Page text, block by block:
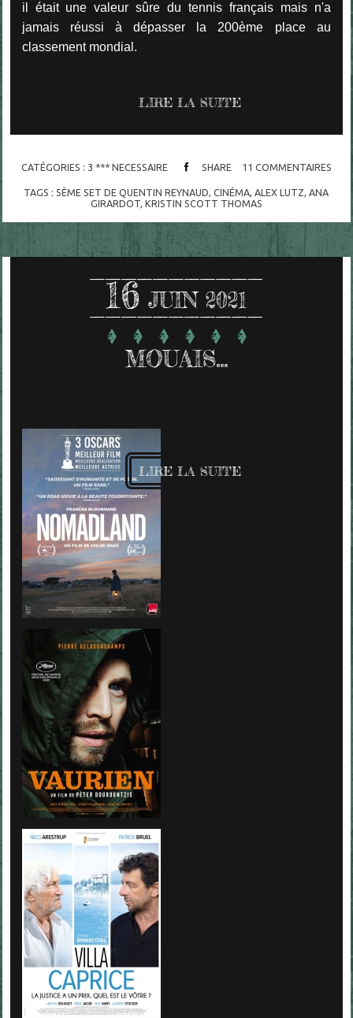
il était une valeur sûre du tennis français mais n'a
jamais réussi à dépasser la 200ème place au
classement mondial.
LIRE LA SUITE
CATÉGORIES : 3 *** NECESSAIRE SHARE 11 COMMENTAIRES
TAGS :5ÈME SET DE QUENTIN REYNAUD,CINÉMA,ALEX LUTZ,ANA
GIRARDOT, KRISTIN SCOTT THOMAS
16 JUIN 2021
MOUAIS...
LIRE LA SUITE